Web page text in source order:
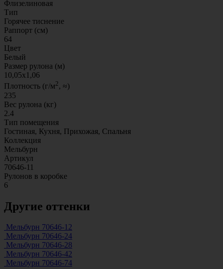
Флизелиновая
Тип
Горячее тиснение
Раппорт (см)
64
Цвет
Белый
Размер рулона (м)
10,05x1,06
Плотность (г/м2, ≈)
235
Вес рулона (кг)
2.4
Тип помещения
Гостиная, Кухня, Прихожая, Спальня
Коллекция
Мельбурн
Артикул
70646-11
Рулонов в коробке
6
Другие оттенки
Мельбурн 70646-12
Мельбурн 70646-24
Мельбурн 70646-28
Мельбурн 70646-42
Мельбурн 70646-74